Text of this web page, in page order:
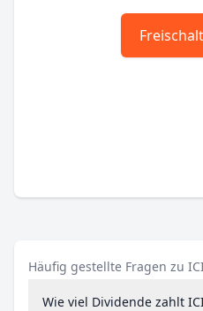
Häufig gestellte Fragen zu
Wie viel Dividende zahlt